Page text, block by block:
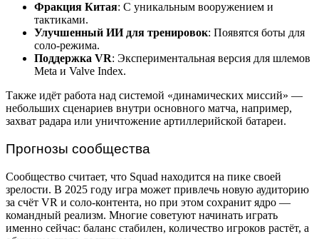
Фракция Китая: С уникальным вооружением и
тактиками.
Улучшенный ИИ для тренировок: Появятся боты для
соло-режима.
Поддержка VR: Экспериментальная версия для шлемов
Meta и Valve Index.
Также идёт работа над системой «динамических миссий» —
небольших сценариев внутри основного матча, например,
захват радара или уничтожение артиллерийской батареи.
Прогнозы сообщества
Сообщество считает, что Squad находится на пике своей
зрелости. В 2025 году игра может привлечь новую аудиторию
за счёт VR и соло-контента, но при этом сохранит ядро —
командный реализм. Многие советуют начинать играть
именно сейчас: баланс стабилен, количество игроков растёт, а